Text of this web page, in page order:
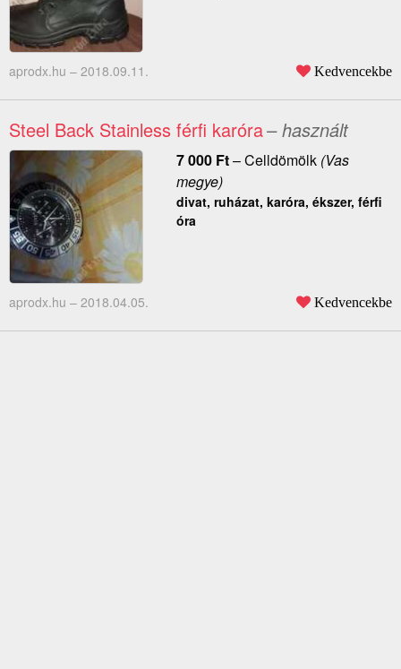
aprodx.hu – 2018.09.11. Kedvencekbe
Steel Back Stainless férfi karóra– használt
7 000 Ft–Celldömölk(Vas
megye)
divat, ruházat, karóra, ékszer, férfi
óra
aprodx.hu – 2018.04.05. Kedvencekbe